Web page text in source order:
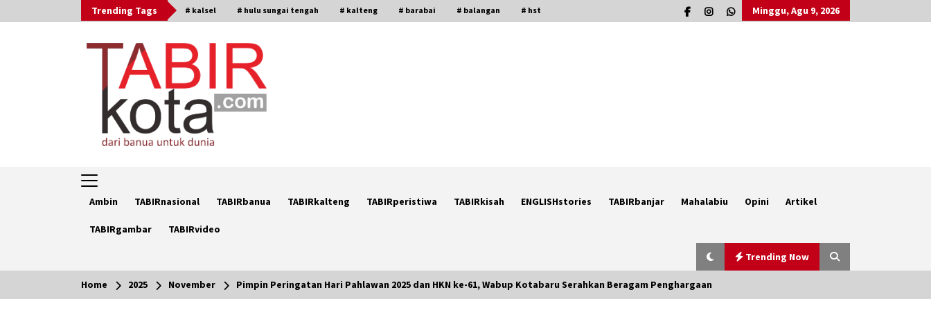
to
Trending Tags # kalsel # hulu sungai tengah # kalteng # barabai # balangan # hst Minggu, Agu 9, 2026
Ambin TABIRnasional TABIRbanua TABIRkalteng TABIRperistiwa TABIRkisah ENGLISHstories TABIRbanjar Mahalabiu Opini Artikel
TABIRgambar TABIRvideo
Trending Now
Trending Now
Home 2025 November Pimpin Peringatan Hari Pahlawan 2025 dan HKN ke-61, Wabup Kotabaru Serahkan Beragam Penghargaan